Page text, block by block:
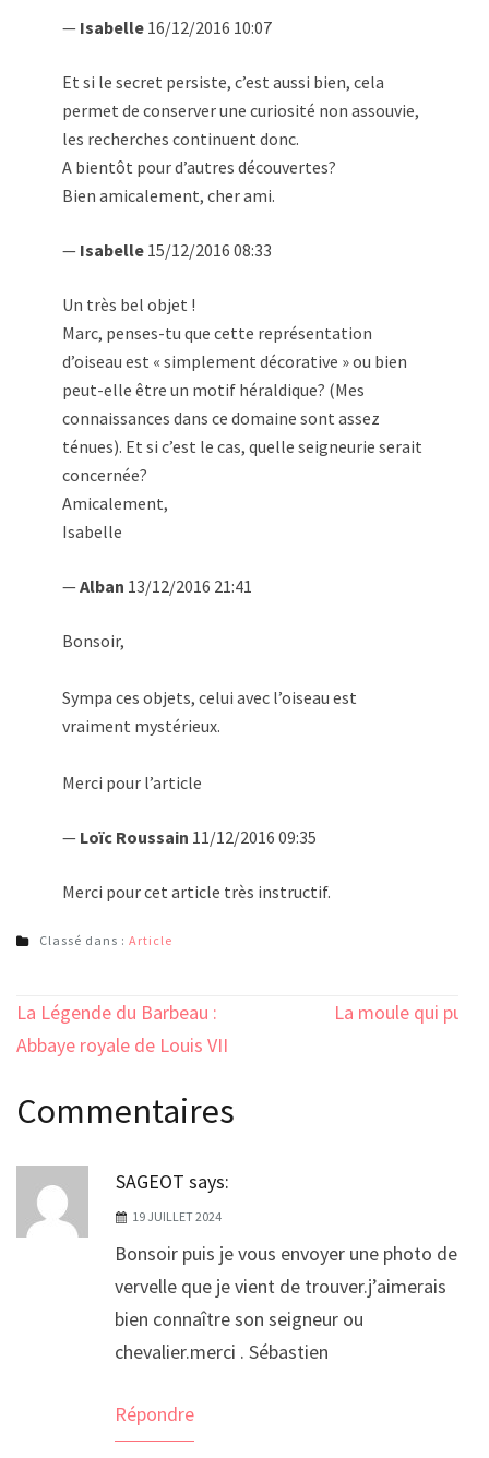
— Isabelle16/12/2016 10:07
Et si le secret persiste, c’est aussi bien, cela
permet de conserver une curiosité non assouvie,
les recherches continuent donc.
A bientôt pour d’autres découvertes?
Bien amicalement, cher ami.
— Isabelle15/12/2016 08:33
Un très bel objet !
Marc, penses-tu que cette représentation
d’oiseau est « simplement décorative » ou bien
peut-elle être un motif héraldique? (Mes
connaissances dans ce domaine sont assez
ténues). Et si c’est le cas, quelle seigneurie serait
concernée?
Amicalement,
Isabelle
—Alban 13/12/2016 21:41
Bonsoir,
Sympa ces objets, celui avec l’oiseau est
vraiment mystérieux.
Merci pour l’article
— Loïc Roussain 11/12/2016 09:35
Merci pour cet article très instructif.
Classé dans : Article
Navigation
de
La Légende du Barbeau :
Abbaye royale de Louis VII
La moule qui pue
Commentaires
SAGEOT says:
19 JUILLET 2024
Bonsoir puis je vous envoyer une photo de
vervelle que je vient de trouver.j’aimerais
bien connaître son seigneur ou
chevalier.merci . Sébastien
Répondre